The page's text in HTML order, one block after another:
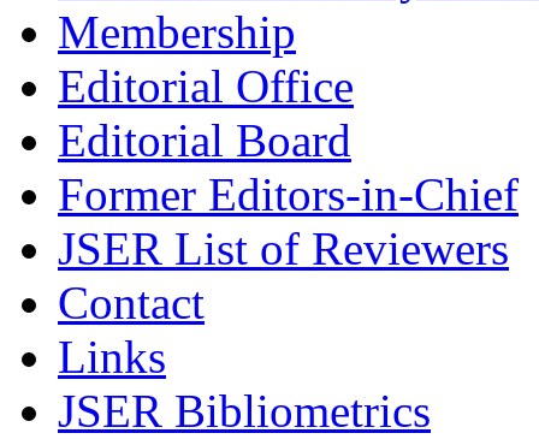
Membership
Editorial Office
Editorial Board
Former Editors-in-Chief
JSER List of Reviewers
Contact
Links
JSER Bibliometrics